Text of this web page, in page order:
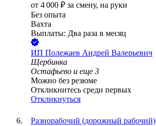
от 4 000 ₽ за смену, на руки
Без опыта
Вахта
Выплаты: Два раза в месяц
ИП Полежаев Андрей Валерьевич
Щербинка
Остафьево и еще 3
Можно без резюме
Откликнитесь среди первых
Откликнуться
Разнорабочий (дорожный рабочий)